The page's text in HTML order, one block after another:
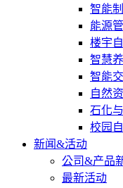
智能
能源
楼宇
智慧
智能
自然
石化
校园
新闻&活动
公司&产品
最新活动